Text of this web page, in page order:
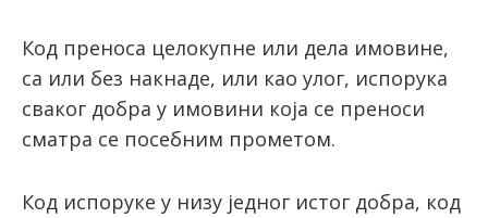
Код преноса целокупне или дела имовине,
са или без накнаде, или као улог, испорука
сваког добра у имовини која се преноси
сматра се посебним прометом.
Код испоруке у низу једног истог добра, код